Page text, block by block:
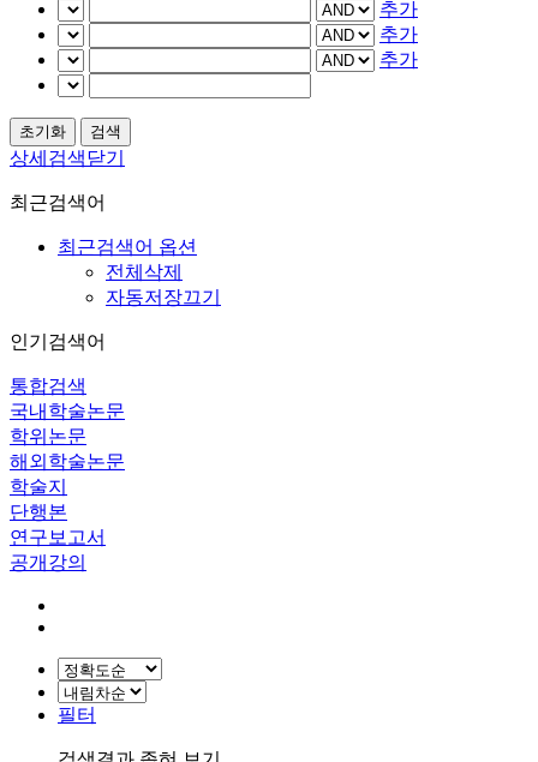
추가
추가
추가
상세검색닫기
최근검색어
최근검색어 옵션
전체삭제
자동저장끄기
인기검색어
통합검색
국내학술논문
학위논문
해외학술논문
학술지
단행본
연구보고서
공개강의
필터